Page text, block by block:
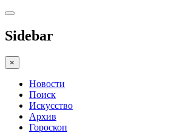
Sidebar
×
Новости
Поиск
Искусство
Архив
Гороскоп